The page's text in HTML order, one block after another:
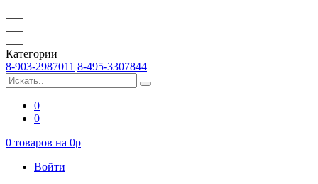
Категории
8-903-2987011 8-495-3307844
0
0
0 товаров на 0p
Войти